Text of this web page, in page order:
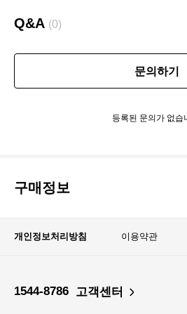
Q&A (0)
문의하기
등록된 문의가 없습
구매정보
개인정보처리방침 이용약관
1544-8786 고객센터